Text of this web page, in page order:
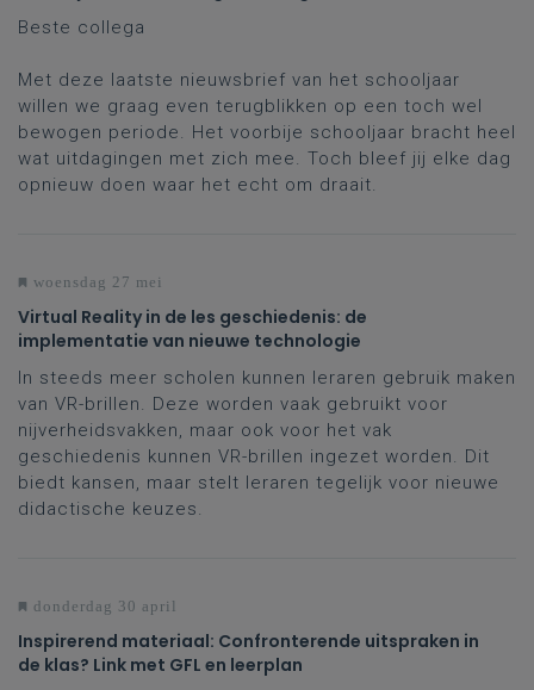
Beste collega
Met deze laatste nieuwsbrief van het schooljaar
willen we graag even terugblikken op een toch wel
bewogen periode. Het voorbije schooljaar bracht heel
wat uitdagingen met zich mee. Toch bleef jij elke dag
opnieuw doen waar het echt om draait.
woensdag 27 mei
Virtual Reality in de les geschiedenis: de
implementatie van nieuwe technologie
In steeds meer scholen kunnen leraren gebruik maken
van VR-brillen. Deze worden vaak gebruikt voor
nijverheidsvakken, maar ook voor het vak
geschiedenis kunnen VR-brillen ingezet worden. Dit
biedt kansen, maar stelt leraren tegelijk voor nieuwe
didactische keuzes.
donderdag 30 april
Inspirerend materiaal: Confronterende uitspraken in
de klas? Link met GFL en leerplan